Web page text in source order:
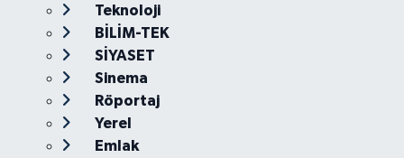
Teknoloji
BİLİM-TEK
SİYASET
Sinema
Röportaj
Yerel
Emlak